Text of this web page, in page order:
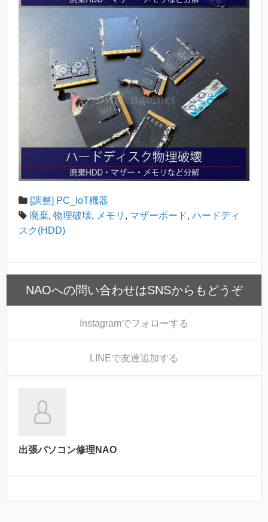
[調整] PC_IoT機器
廃棄, 物理破壊, メモリ , マザーボード, ハードディ
スク(HDD)
NAOへの問い合わせはSNSからもどうぞ
Instagramでフォローする
LINEで友達追加する
出張パソコン修理NAO